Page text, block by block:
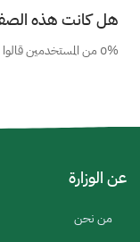
هل كانت هذه
0% من المستخدمين قالوا نعم من 0 تعليق
عن الوزارة
من نحن